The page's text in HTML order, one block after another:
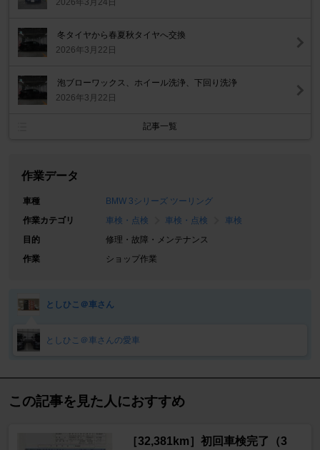
2026年3月24日
冬タイヤから春夏秋タイヤへ交換
2026年3月22日
泡ブローワックス、ホイール洗浄、下回り洗浄
2026年3月22日
記事一覧
作業データ
車種
BMW 3シリーズ ツーリング
作業カテゴリ
車検・点検 車検・点検
車検
目的
修理・故障・メンテナンス
作業
ショップ作業
としひこ＠車さん
としひこ＠車さんの愛車
この記事を見た人におすすめ
［32,381km］初回車検完了（3